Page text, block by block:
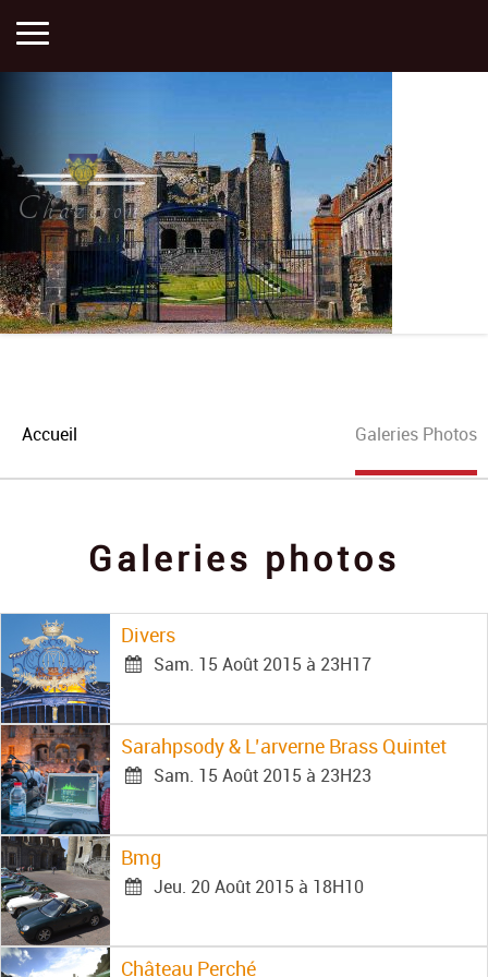
Activités
Histoire
Actualités
Chazeron
Accueil Galeries Photos
Galeries photos
Divers
Sam. 15 Août 2015 à 23H17
Sarahpsody & L’arverne Brass Quintet
Sam. 15 Août 2015 à 23H23
Bmg
Jeu. 20 Août 2015 à 18H10
Château Perché